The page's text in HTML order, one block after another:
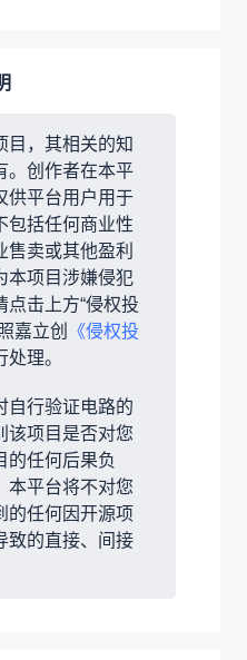
目，其相关的知
。创作者在本平
供平台用户用于
包括任何商业性
售卖或其他盈利
本项目涉嫌侵犯
点击上方“侵权投
嘉立创
《侵权投
处理。
自行验证电路的
该项目是否对您
的任何后果负
本平台将不对您
的任何因开源项
致的直接、间接